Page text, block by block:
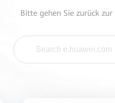
Bitte gehen Sie zurück zur